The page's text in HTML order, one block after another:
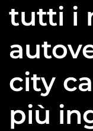
tutti i
city
più